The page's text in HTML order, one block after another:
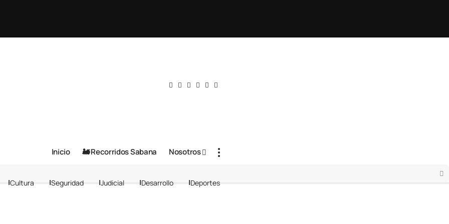
Inicio 🚂 Recorridos Sabana Nosotros
Cultura Seguridad Judicial Desarrollo Deportes